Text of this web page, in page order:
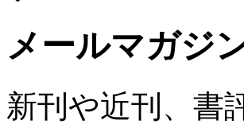
メールマガジ
新刊や近刊、書